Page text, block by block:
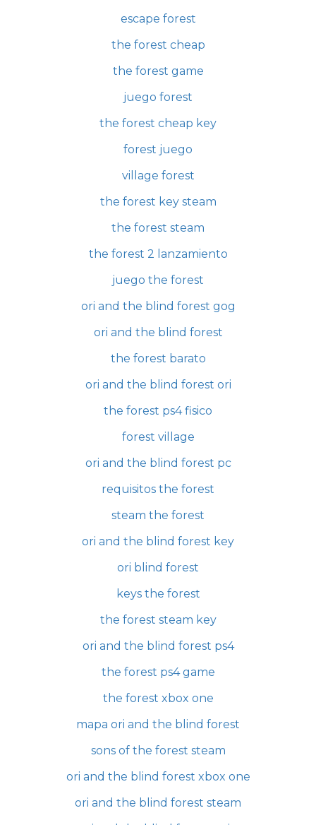
escape forest
the forest cheap
the forest game
juego forest
the forest cheap key
forest juego
village forest
the forest key steam
the forest steam
the forest 2 lanzamiento
juego the forest
ori and the blind forest gog
ori and the blind forest
the forest barato
ori and the blind forest ori
the forest ps4 fisico
forest village
ori and the blind forest pc
requisitos the forest
steam the forest
ori and the blind forest key
ori blind forest
keys the forest
the forest steam key
ori and the blind forest ps4
the forest ps4 game
the forest xbox one
mapa ori and the blind forest
sons of the forest steam
ori and the blind forest xbox one
ori and the blind forest steam